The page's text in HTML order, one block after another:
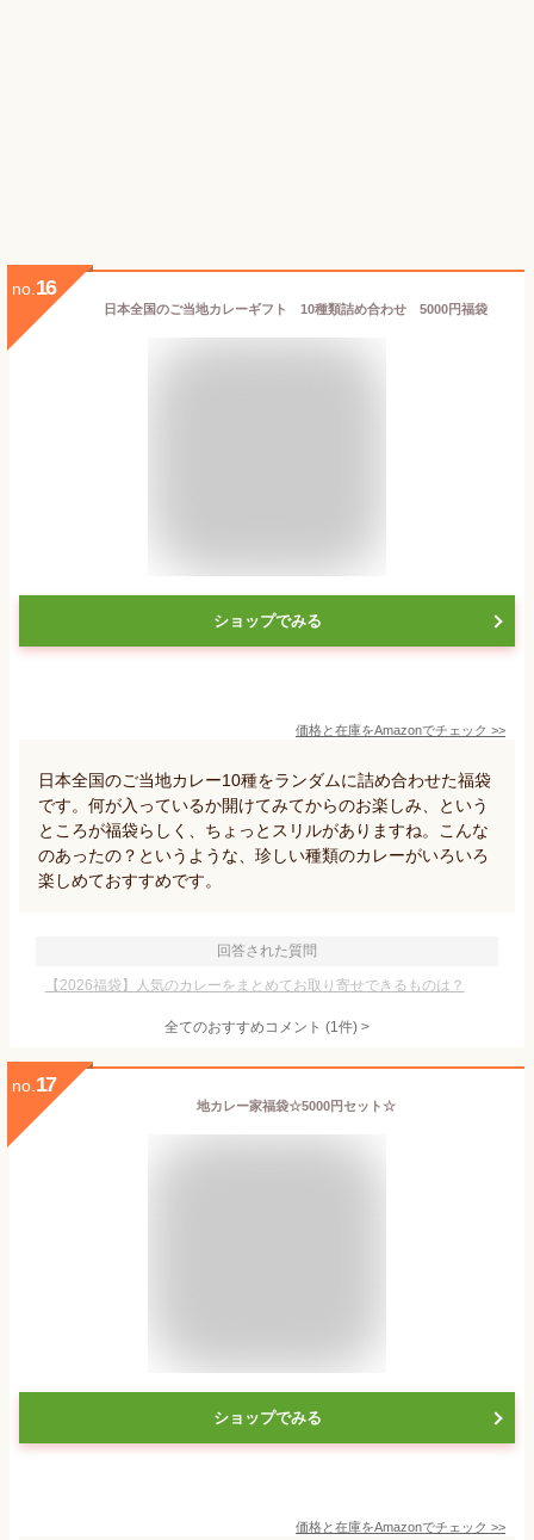
no. 16
日本全国のご当地カレーギフト 10種類詰め合わせ 5000円福袋
ショップでみる
価格と在庫をAmazonでチェック >>
日本全国のご当地カレー10種をランダムに詰め合わせた福袋
です。何が入っているか開けてみてからのお楽しみ、という
ところが福袋らしく、ちょっとスリルがありますね。こんな
のあったの？というような、珍しい種類のカレーがいろいろ
楽しめておすすめです。
回答された質問
【2026福袋】人気のカレーをまとめてお取り寄せできるものは？
全てのおすすめコメント (1件) >
no. 17
地カレー家福袋☆5000円セット☆
ショップでみる
価格と在庫をAmazonでチェック >>